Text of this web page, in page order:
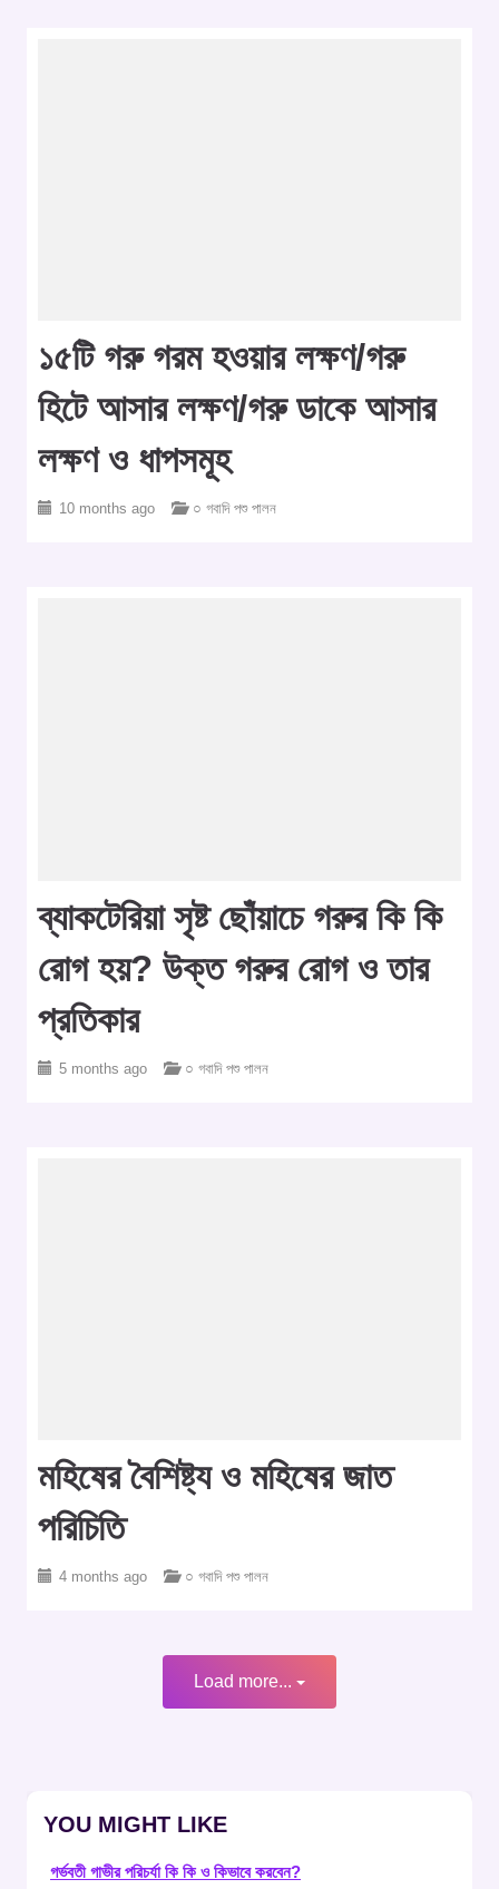
১৫টি গরু গরম হওয়ার লক্ষণ/গরু
হিটে আসার লক্ষণ/গরু ডাকে আসার
লক্ষণ ও ধাপসমূহ
10 months ago ○ গবাদি পশু পালন
ব্যাকটেরিয়া সৃষ্ট ছোঁয়াচে গরুর কি কি
রোগ হয়? উক্ত গরুর রোগ ও তার
প্রতিকার
5 months ago ○ গবাদি পশু পালন
মহিষের বৈশিষ্ট্য ও মহিষের জাত
পরিচিতি
4 months ago ○ গবাদি পশু পালন
Load more...
YOU MIGHT LIKE
গর্ভবতী গাভীর পরিচর্যা কি কি ও কিভাবে করবেন?